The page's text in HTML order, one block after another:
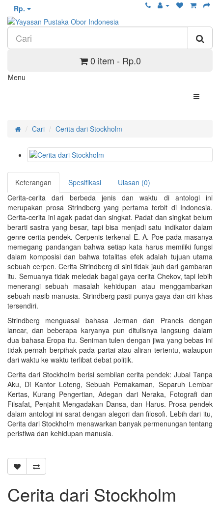
Rp.
0 item - Rp.0
Menu
Cari Cerita dari Stockholm
Keterangan Spesifikasi
Ulasan (0)
Cerita-cerita dari berbeda jenis dan waktu di antologi ini
merupakan prosa Strindberg yang pertama terbit di Indonesia.
Cerita-cerita ini agak padat dan singkat. Padat dan singkat belum
berarti sastra yang besar, tapi bisa menjadi satu indikator dalam
genre cerita pendek. Cerpenis terkenal E. A. Poe pada masanya
memegang pandangan bahwa setiap kata harus memiliki fungsi
dalam komposisi dan bahwa totalitas efek adalah tujuan utama
sebuah cerpen. Cerita Strindberg di sini tidak jauh dari gambaran
itu. Semuanya tidak meledak bagai gaya cerita Chekov, tapi lebih
menerangi sebuah masalah kehidupan atau menggambarkan
sebuah nasib manusia. Strindberg pasti punya gaya dan ciri khas
tersendiri.
Strindberg menguasai bahasa Jerman dan Prancis dengan
lancar, dan beberapa karyanya pun ditulisnya langsung dalam
dua bahasa Eropa itu. Seniman tulen dengan jiwa yang bebas ini
tidak pernah berpihak pada partai atau aliran tertentu, walaupun
dari waktu ke waktu terlibat debat politik.
Cerita dari Stockholm berisi sembilan cerita pendek: Jubal Tanpa
Aku, Di Kantor Loteng, Sebuah Pemakaman, Separuh Lembar
Kertas, Kurang Pengertian, Adegan dari Neraka, Fotografi dan
Filsafat, Penjahit Mengadakan Dansa, dan Harus. Prosa pendek
dalam antologi ini sarat dengan alegori dan filosofi. Lebih dari itu,
Cerita dari Stockholm menawarkan banyak permenungan tentang
peristiwa dan kehidupan manusia.
Cerita dari Stockholm